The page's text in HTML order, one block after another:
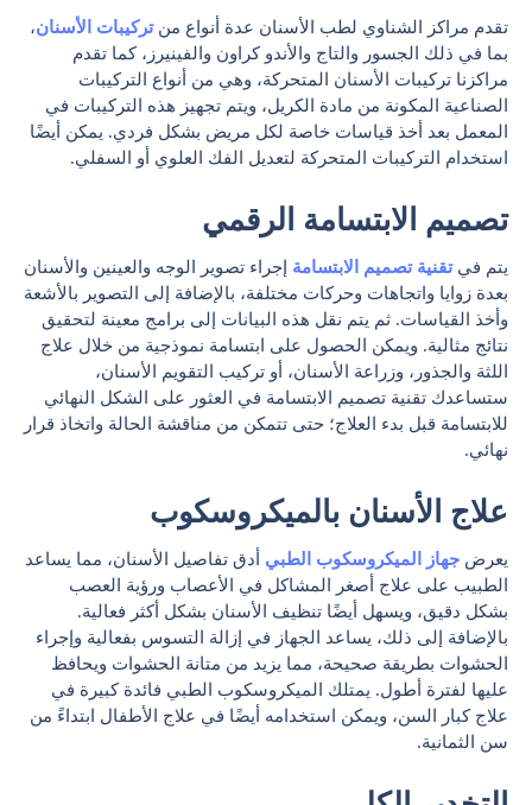
تقدم مراكز الشناوي لطب الأسنان عدة أنواع منتركيبات الأسنان،
بما في ذلك الجسور والتاج والأندو كراون والفينيرز، كما تقدم
مراكزنا تركيبات الأسنان المتحركة، وهي من أنواع التركيبات
الصناعية المكونة من مادة الكريل، ويتم تجهيز هذه التركيبات في
المعمل بعد أخذ قياسات خاصة لكل مريض بشكل فردي. يمكن أيضًا
استخدام التركيبات المتحركة لتعديل الفك العلوي أو السفلي.
تصميم الابتسامة الرقمي
يتم فيتقنية تصميم الابتسامة إجراء تصوير الوجه والعينين والأسنان
بعدة زوايا واتجاهات وحركات مختلفة، بالإضافة إلى التصوير بالأشعة
وأخذ القياسات. ثم يتم نقل هذه البيانات إلى برامج معينة لتحقيق
نتائج مثالية. ويمكن الحصول على ابتسامة نموذجية من خلال علاج
اللثة والجذور، وزراعة الأسنان، أو تركيب التقويم الأسنان،
ستساعدك تقنية تصميم الابتسامة في العثور على الشكل النهائي
للابتسامة قبل بدء العلاج؛ حتى تتمكن من مناقشة الحالة واتخاذ قرار
نهائي.
علاج الأسنان بالميكروسكوب
يعرض جهاز الميكروسكوب الطبي أدق تفاصيل الأسنان، مما يساعد
الطبيب على علاج أصغر المشاكل في الأعصاب ورؤية العصب
بشكل دقيق، ويسهل أيضًا تنظيف الأسنان بشكل أكثر فعالية.
بالإضافة إلى ذلك، يساعد الجهاز في إزالة التسوس بفعالية وإجراء
الحشوات بطريقة صحيحة، مما يزيد من متانة الحشوات ويحافظ
عليها لفترة أطول. يمتلك الميكروسكوب الطبي فائدة كبيرة في
علاج كبار السن، ويمكن استخدامه أيضًا في علاج الأطفال ابتداءً من
سن الثمانية.